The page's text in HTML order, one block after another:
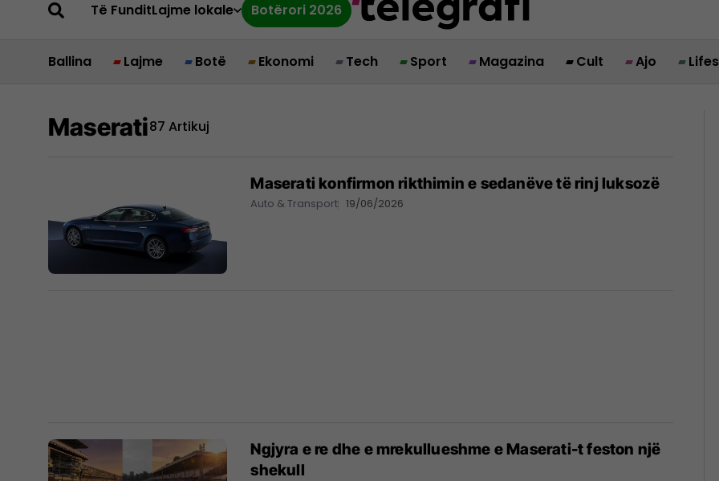
Të FunditLajme lokale Botërori 2026
Ballina Lajme Botë Ekonomi Tech Sport Magazina Cult Ajo
Maserati87 Artikuj
Maserati konfirmon rikthimin e sedanëve të rinj luksozë
Auto & Transport 19/06/2026
Ngjyra e re dhe e mrekullueshme e Maserati-t feston një
shekull